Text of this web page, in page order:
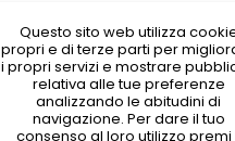
Questo sito web utilizza
propri e di terze parti per
i propri servizi e mostrare
relativa alle tue preferenze
analizzando le abitudini di
navigazione. Per dare il tuo
consenso al loro utilizzo premi